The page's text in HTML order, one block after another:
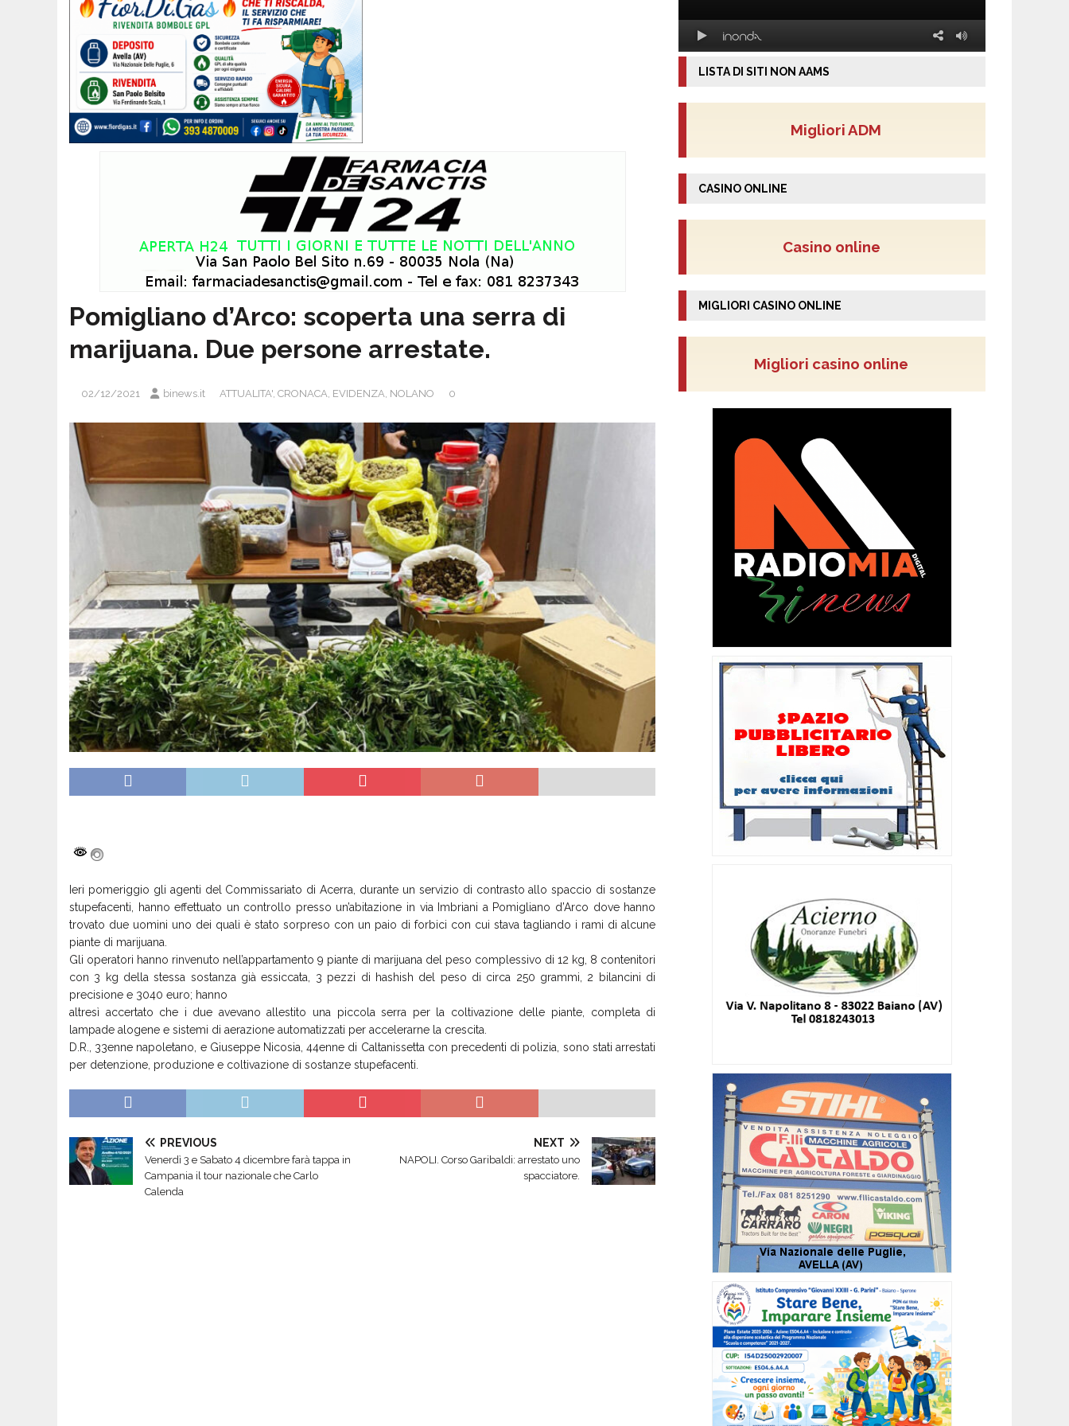
Pomigliano d’Arco: scoperta una serra di
marijuana. Due persone arrestate.
02/12/2021 binews.it ATTUALITA', CRONACA, EVIDENZA, NOLANO 0
Ieri pomeriggio gli agenti del Commissariato di Acerra, durante un servizio di contrasto allo spaccio di sostanze
stupefacenti, hanno effettuato un controllo presso un’abitazione in via Imbriani a Pomigliano d’Arco dove hanno
trovato due uomini uno dei quali è stato sorpreso con un paio di forbici con cui stava tagliando i rami di alcune
piante di marijuana.
Gli operatori hanno rinvenuto nell’appartamento 9 piante di marijuana del peso complessivo di 12 kg, 8 contenitori
con 3 kg della stessa sostanza già essiccata, 3 pezzi di hashish del peso di circa 250 grammi, 2 bilancini di
precisione e 3040 euro; hanno
altresì accertato che i due avevano allestito una piccola serra per la coltivazione delle piante, completa di
lampade alogene e sistemi di aerazione automatizzati per accelerarne la crescita.
D.R., 33enne napoletano, e Giuseppe Nicosia, 44enne di Caltanissetta con precedenti di polizia, sono stati arrestati
per detenzione, produzione e coltivazione di sostanze stupefacenti.
PREVIOUS
Venerdì 3 e Sabato 4 dicembre farà tappa in
Campania il tour nazionale che Carlo
Calenda
NEXT
NAPOLI. Corso Garibaldi: arrestato uno
spacciatore.
LISTA DI SITI NON AAMS
Migliori ADM
CASINO ONLINE
Casino online
MIGLIORI CASINO ONLINE
Migliori casino online